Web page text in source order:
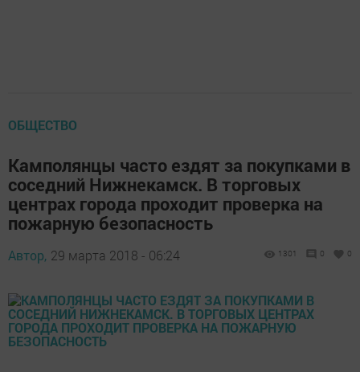
ОБЩЕСТВО
Камполянцы часто ездят за покупками в
соседний Нижнекамск. В торговых
центрах города проходит проверка на
пожарную безопасность
Автор, 29 марта 2018 - 06:24 1301 0 0